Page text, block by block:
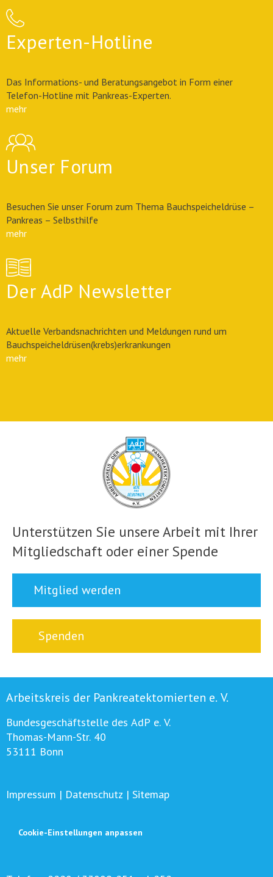
Experten-Hotline
Das Informations- und Beratungsangebot in Form einer
Telefon-Hotline mit Pankreas-Experten.
mehr
Unser Forum
Besuchen Sie unser Forum zum Thema Bauchspeicheldrüse –
Pankreas – Selbsthilfe
mehr
Der AdP Newsletter
Aktuelle Verbandsnachrichten und Meldungen rund um
Bauchspeicheldrüsen(krebs)erkrankungen
mehr
Unterstützen Sie unsere Arbeit mit Ihrer
Mitgliedschaft oder einer Spende
Mitglied werden
Spenden
Arbeitskreis der Pankreatektomierten e. V.
Bundesgeschäftstelle des AdP e. V.
Thomas-Mann-Str. 40
53111 Bonn
Impressum | Datenschutz | Sitemap
Cookie-Einstellungen anpassen